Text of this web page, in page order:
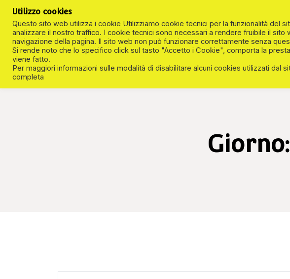
Skip
content
associazione
civico 32
Just another WordPress site
Giorno:
Utilizzo cookies
Questo sito web utilizza i cookie Utilizziamo cookie tecnici per la funzionalità del
analizzare il nostro traffico. I cookie tecnici sono necessari a rendere fruibile il sito
navigazione della pagina. Il sito web non può funzionare correttamente senza
Si rende noto che lo specifico click sul tasto "Accetto i Cookie", comporta la
viene fatto.
Per maggiori informazioni sulle modalità di disabilitare alcuni cookies utilizzati dal
completa